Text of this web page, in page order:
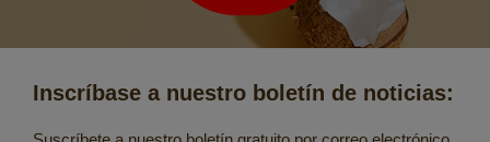
Inscríbase a nuestro boletín de noticias: